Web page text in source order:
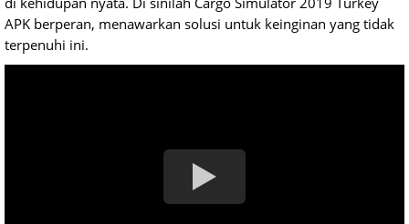
APK berperan, menawarkan solusi untuk keinginan yang tidak
terpenuhi ini.